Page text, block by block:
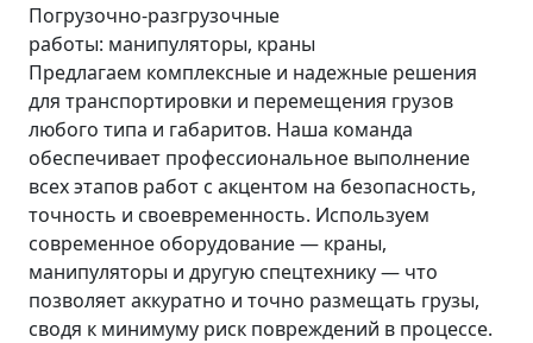
Погрузочно-разгрузочные
работы: манипуляторы, краны
Предлагаем комплексные и надежные решения
для транспортировки и перемещения грузов
любого типа и габаритов. Наша команда
обеспечивает профессиональное выполнение
всех этапов работ с акцентом на безопасность,
точность и своевременность. Используем
современное оборудование — краны,
манипуляторы и другую спецтехнику — что
позволяет аккуратно и точно размещать грузы,
сводя к минимуму риск повреждений в процессе.